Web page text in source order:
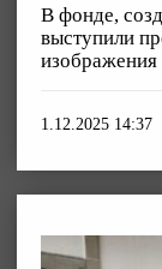
В фонде,
выступили
изображения
1.12.2025 14:37